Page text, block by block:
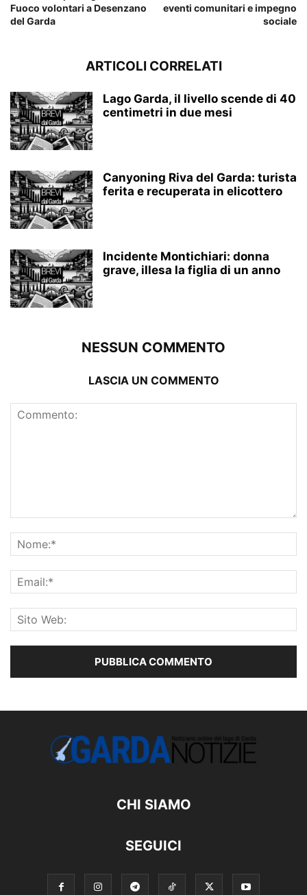
Fuoco volontari a Desenzano
del Garda
eventi comunitari e impegno
sociale
ARTICOLI CORRELATI
Lago Garda, il livello scende di 40
centimetri in due mesi
Canyoning Riva del Garda: turista
ferita e recuperata in elicottero
Incidente Montichiari: donna
grave, illesa la figlia di un anno
NESSUN COMMENTO
LASCIA UN COMMENTO
CHI SIAMO
SEGUICI